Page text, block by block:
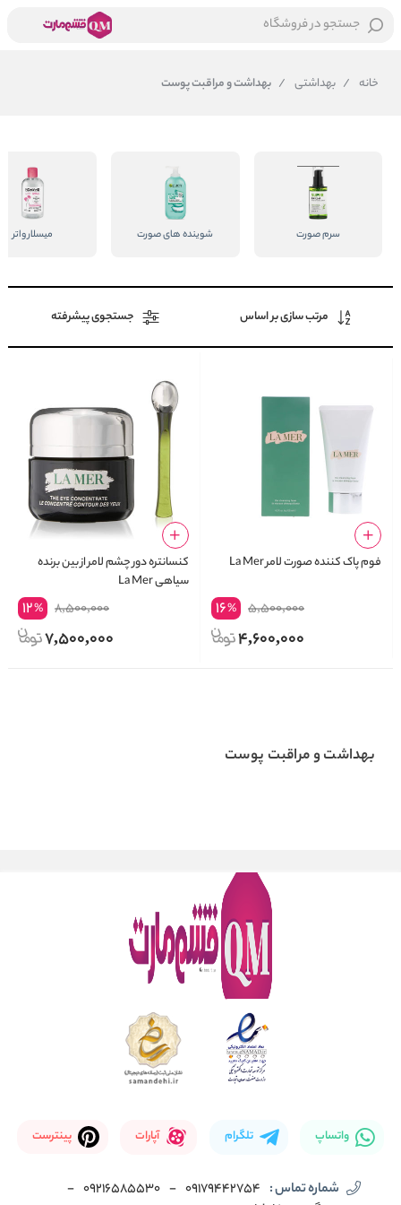
جستجو در فروشگاه
خانه / بهداشتی / بهداشت و مراقبت پوست
سرم صورت شوینده های صورت میسلار واتر
مرتب سازی بر اساس جستجوی پیشرفته
فوم پاک کننده صورت لامر La Mer
5,500,000
16%
4,600,000
کنسانتره دور چشم لامر از بین برنده
سیاهی La Mer
8,500,000
12%
7,500,000
بهداشت و مراقبت پوست
واتساپ تلگرام آپارات پینترست
شماره تماس : 09179442754
-
09216585530
-